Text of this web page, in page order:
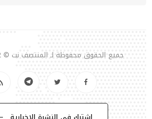
جميع الحقوق محفوظة لـ المنتصف نت © 2012 - 2026